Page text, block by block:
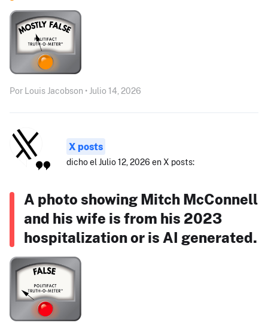
Por Louis Jacobson • Julio 14, 2026
X posts
dicho el Julio 12, 2026 en X posts:
A photo showing Mitch McConnell
and his wife is from his 2023
hospitalization or is AI generated.